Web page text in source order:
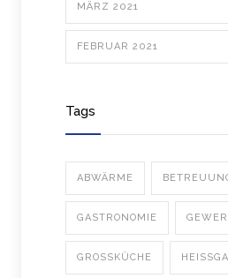
MÄRZ 2021
FEBRUAR 2021
Tags
ABWÄRME
GASTRONOMIE
GROSSKÜCHE